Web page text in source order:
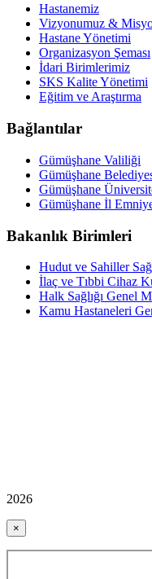
Hastanemiz
Vizyonumuz &
Hastane Yönetimi
Organizasyon Şeması
İdari Birimlerimiz
SKS Kalite Yönetimi
Eğitim ve Araştırma
Bağlantılar
Gümüşhane Valiliği
Gümüşhane
Gümüşhane
Gümüşhane İl
Bakanlık Birimleri
Hudut ve Sahiller
İlaç ve Tıbbi Cihaz
Halk Sağlığı Genel
Kamu Hastaneleri
2026
×